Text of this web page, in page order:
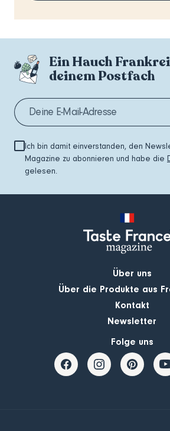
Ein Hauch
deinem Postfach
Ich bin damit einverstanden, den
Magazine zu abonnieren und habe die
gelesen.
Über uns
Über die Produkte aus
Kontakt
Newsletter
Folge uns